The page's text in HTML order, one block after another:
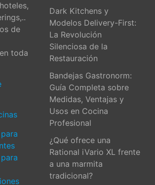
de
toda
Dark Kitchens y
Modelos Delivery-First:
La Revolución
Silenciosa de la
Restauración
Bandejas Gastronorm:
Guía Completa sobre
Medidas, Ventajas y
Usos en Cocina
Profesional
¿Qué ofrece una
Rational iVario XL frente
a una marmita
tradicional?